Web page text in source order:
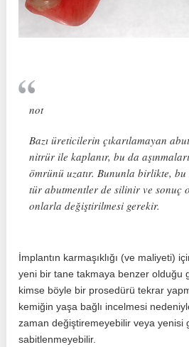
not
Bazı üreticilerin çıkarılamayan
nitrür ile kaplanır, bu da
ömrünü uzatır. Bununla birlikte,
tür abutmentler de silinir ve sonuç
onlarla değiştirilmesi gerekir.
İmplantın karmaşıklığı (ve maliyeti)
yeni bir tane takmaya benzer olduğu
kimse böyle bir prosedürü tekrar
kemiğin yaşa bağlı incelmesi
zaman değiştiremeyebilir veya yenisi
sabitlenmeyebilir.